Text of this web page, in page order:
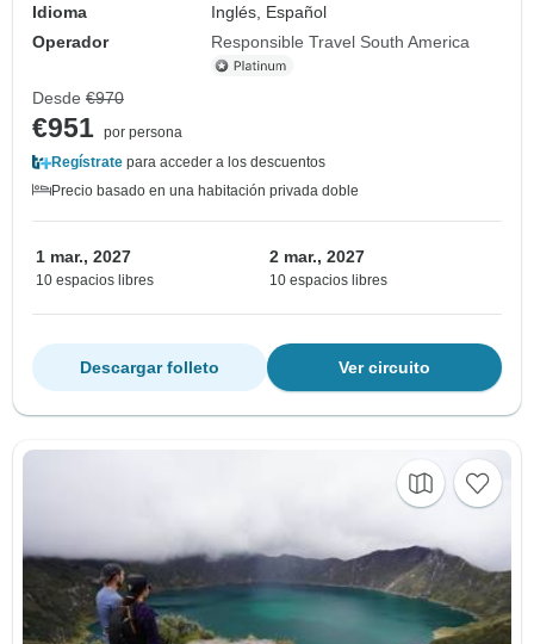
Idioma
Inglés, Español
Operador
Responsible Travel South America
Desde €970
€951 por persona
Regístrate para acceder a los descuentos
Precio basado en una habitación privada doble
1 mar., 2027
10 espacios libres
2 mar., 2027
10 espacios libres
Ver circuito
Descargar folleto